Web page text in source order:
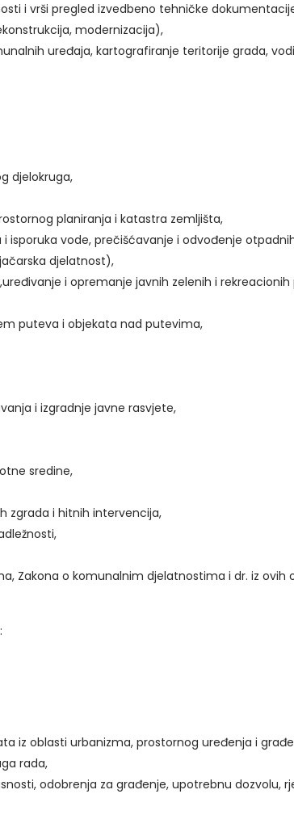
i vrši pregled izvedbeno tehničke
modernizacija),
uređaja, kartografiranje teritorije grada,
djelokruga,
planiranja i katastra zemljišta,
vode, prečišćavanje i odvođenje
djelatnost),
i opremanje javnih zelenih i
puteva i objekata nad putevima,
i izgradnje javne rasvjete,
sredine,
zgrada i hitnih intervencija,
Zakona o komunalnim djelatnostima i dr. iz ovih
iz oblasti urbanizma, prostornog uređenja i
rada,
odobrenja za građenje, upotrebnu dozvolu,